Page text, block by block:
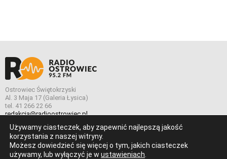
Ostrowiec Świętokrzyski
Al. 3 Maja 17 (Galeria Łysica)
tel. 41 266 22 66
redakcja@radioostrowiec.pl
© Wszelkie prawa zastrzeżone. Radio Ostrowiec 2026 Radio
Używamy ciasteczek, aby zapewnić najlepszą jakość
korzystania z naszej witryny.
Możesz dowiedzieć się więcej o tym, jakich ciasteczek
używamy, lub wyłączyć je w ustawieniach